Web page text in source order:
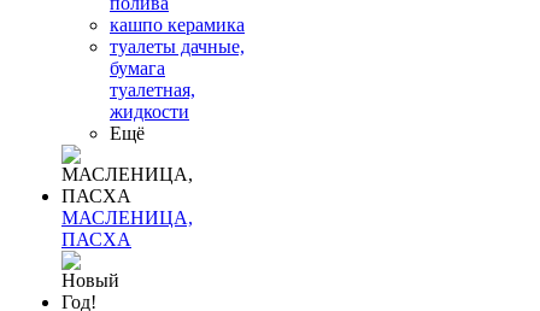
кашпо керамика
туалеты дачные,
бумага
туалетная,
жидкости
Ещё
МАСЛЕНИЦА,
ПАСХА